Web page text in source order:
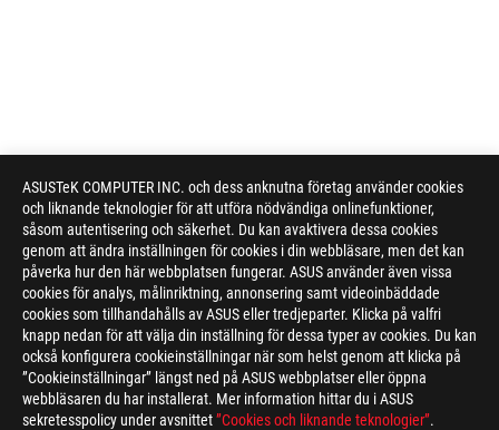
ASUSTeK COMPUTER INC. och dess anknutna företag använder cookies
och liknande teknologier för att utföra nödvändiga onlinefunktioner,
såsom autentisering och säkerhet. Du kan avaktivera dessa cookies
genom att ändra inställningen för cookies i din webbläsare, men det kan
påverka hur den här webbplatsen fungerar. ASUS använder även vissa
cookies för analys, målinriktning, annonsering samt videoinbäddade
cookies som tillhandahålls av ASUS eller tredjeparter. Klicka på valfri
knapp nedan för att välja din inställning för dessa typer av cookies. Du kan
också konfigurera cookieinställningar när som helst genom att klicka på
”Cookieinställningar” längst ned på ASUS webbplatser eller öppna
webbläsaren du har installerat. Mer information hittar du i ASUS
sekretesspolicy under avsnittet”Cookies och liknande teknologier”.